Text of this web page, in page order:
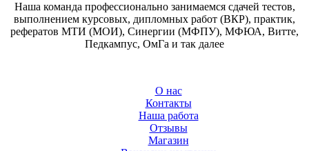
Наша команда профессионально занимаемся сдачей тестов,
выполнением курсовых, дипломных работ (ВКР), практик,
рефератов МТИ (МОИ), Синергии (МФПУ), МФЮА, Витте,
Педкампус, ОмГа и так далее
О нас
Контакты
Наша работа
Отзывы
Магазин